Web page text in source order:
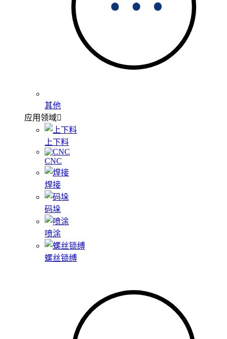
其他
应用领域
上下料
CNC
焊接
码垛
喷涂
螺丝锁缚